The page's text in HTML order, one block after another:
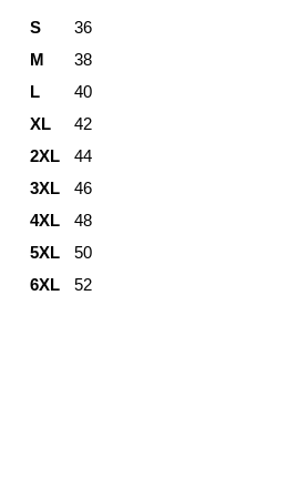
S
36
M
38
L
40
XL
42
2XL
44
3XL
46
4XL
48
5XL
50
6XL
52